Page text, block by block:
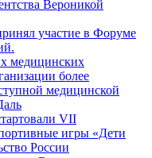
Вероникой
участие в Форуме
медицинских
более
медицинской
VII
игры «Дети
России